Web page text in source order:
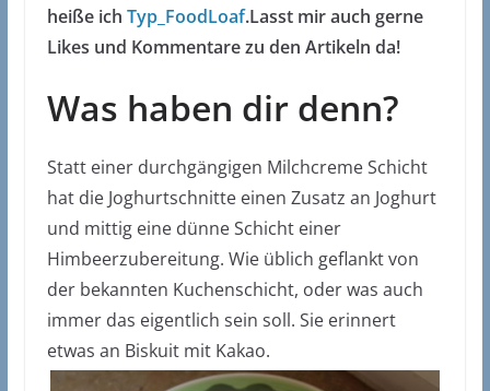
heiße ich Typ_FoodLoaf.Lasst mir auch gerne
Likes und Kommentare zu den Artikeln da!
Was haben dir denn?
Statt einer durchgängigen Milchcreme Schicht
hat die Joghurtschnitte einen Zusatz an Joghurt
und mittig eine dünne Schicht einer
Himbeerzubereitung. Wie üblich geflankt von
der bekannten Kuchenschicht, oder was auch
immer das eigentlich sein soll. Sie erinnert
etwas an Biskuit mit Kakao.